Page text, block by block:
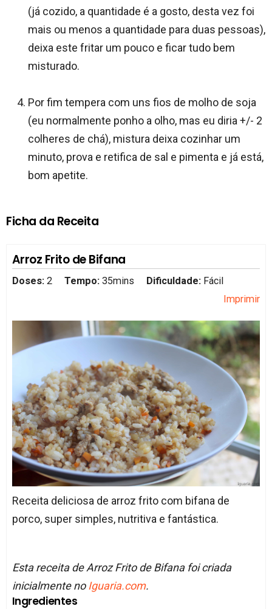
(já cozido, a quantidade é a gosto, desta vez foi
mais ou menos a quantidade para duas pessoas),
deixa este fritar um pouco e ficar tudo bem
misturado.
Por fim tempera com uns fios de molho de soja
(eu normalmente ponho a olho, mas eu diria +/- 2
colheres de chá), mistura deixa cozinhar um
minuto, prova e retifica de sal e pimenta e já está,
bom apetite.
Ficha da Receita
Arroz Frito de Bifana
Doses: 2 Tempo: 35mins Dificuldade: Fácil
Imprimir
Receita deliciosa de arroz frito com bifana de
porco, super simples, nutritiva e fantástica.
Esta receita de Arroz Frito de Bifana foi criada
inicialmente no Iguaria.com.
Ingredientes